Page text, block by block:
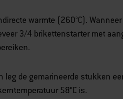
warmte (260°C).
3/4 brikettenstarter met
leg de gemarineerde stukken
58°C is.